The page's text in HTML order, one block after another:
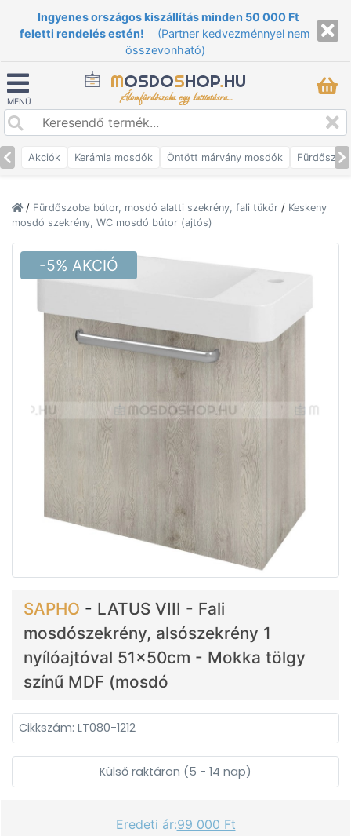
Ingyenes országos kiszállítás minden 50 000 Ft
feletti rendelés estén!
(Partner kedvezménnyel nem
összevonható)
MENÜ
MOSDOSHOP.HU
Álomfürdőszoba egy kattintásra...
Akciók Kerámia mosdók Öntött márvány mosdók
/ Fürdőszoba bútor, mosdó alatti szekrény, fali tükör / Keskeny
mosdó szekrény, WC mosdó bútor (ajtós)
-5% AKCIÓ
SAPHO - LATUS VIII - Fali
mosdószekrény, alsószekrény 1
nyílóajtóval 51x50cm - Mokka tölgy
színű MDF (mosdó
Cikkszám: LT080-1212
Külső raktáron (5 - 14 nap)
Eredeti ár:99 000 Ft